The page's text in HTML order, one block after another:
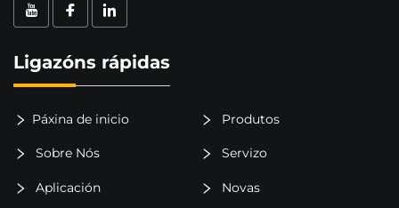
Ligazóns rápidas
Páxina de inicio Produtos
Sobre Nós Servizo
Aplicación Novas